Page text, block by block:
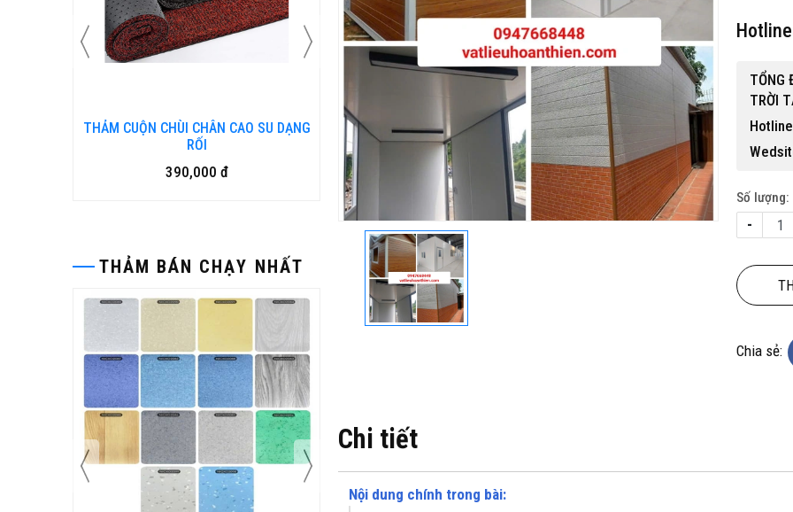
THẢM CUỘN CHÙI CHÂN CAO SU DẠNG
RỐI
390,000 đ
Bàn ghế gỗ nhựa ngoài trời BP-456
15,500,000 đ
THẢM BÁN CHẠY NHẤT
TỔNG
TRỜI
Số lượng:
-
Chia sẻ:
Chi tiết
Nội dung chính trong bài: